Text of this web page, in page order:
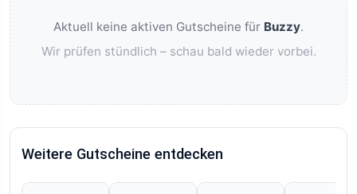
Aktuell keine aktiven Gutscheine für Buzzy.
Wir prüfen stündlich – schau bald wieder vorbei.
Weitere Gutscheine entdecken